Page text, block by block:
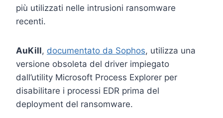
più utilizzati nelle intrusioni ransomware
recenti.
AuKill, documentato da Sophos, utilizza una
versione obsoleta del driver impiegato
dall’utility Microsoft Process Explorer per
disabilitare i processi EDR prima del
deployment del ransomware.